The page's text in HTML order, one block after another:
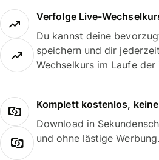
Verfolge Live-
Du kannst deine
speichern und dir
Wechselkurs im Laufe
Komplett kostenlos,
Download in
und ohne lästige Werbung.